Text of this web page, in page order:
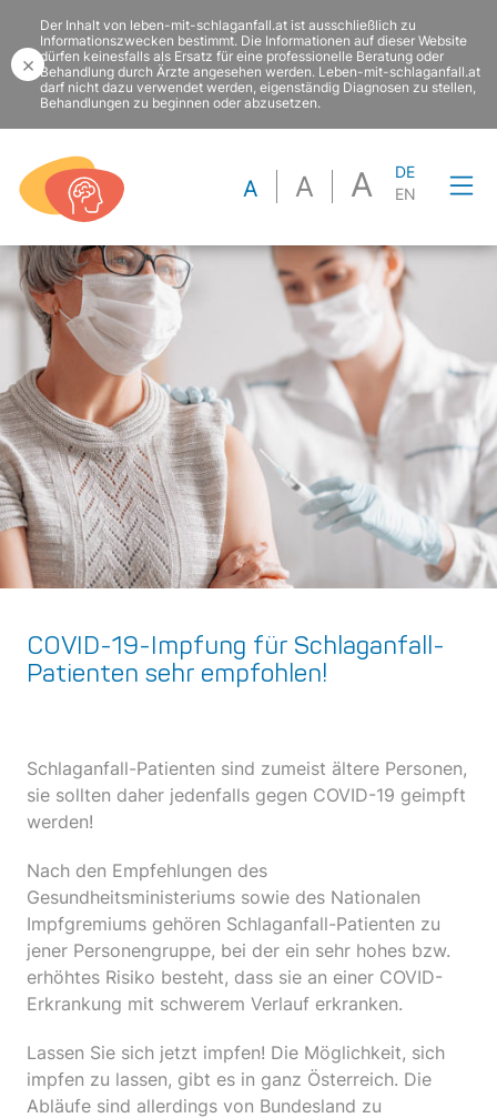
Der Inhalt von leben-mit-schlaganfall.at ist ausschließlich zu
Informationszwecken bestimmt. Die Informationen auf dieser Website
dürfen keinesfalls als Ersatz für eine professionelle Beratung oder
Behandlung durch Ärzte angesehen werden. Leben-mit-schlaganfall.at
darf nicht dazu verwendet werden, eigenständig Diagnosen zu stellen,
Behandlungen zu beginnen oder abzusetzen.
×
A A A
DE
EN
COVID-19-Impfung für Schlaganfall-
Patienten sehr empfohlen!
Schlaganfall-Patienten sind zumeist ältere Personen,
sie sollten daher jedenfalls gegen COVID-19 geimpft
werden!
Nach den Empfehlungen des
Gesundheitsministeriums sowie des Nationalen
Impfgremiums gehören Schlaganfall-Patienten zu
jener Personengruppe, bei der ein sehr hohes bzw.
erhöhtes Risiko besteht, dass sie an einer COVID-
Erkrankung mit schwerem Verlauf erkranken.
Lassen Sie sich jetzt impfen! Die Möglichkeit, sich
impfen zu lassen, gibt es in ganz Österreich. Die
Abläufe sind allerdings von Bundesland zu